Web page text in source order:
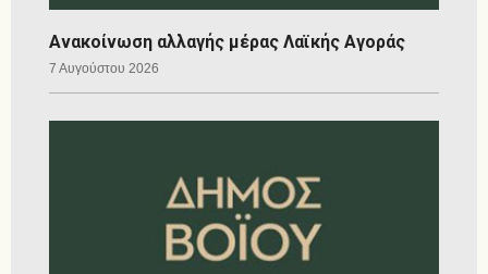
Ανακοίνωση αλλαγής μέρας Λαϊκής Αγοράς
7 Αυγούστου 2026